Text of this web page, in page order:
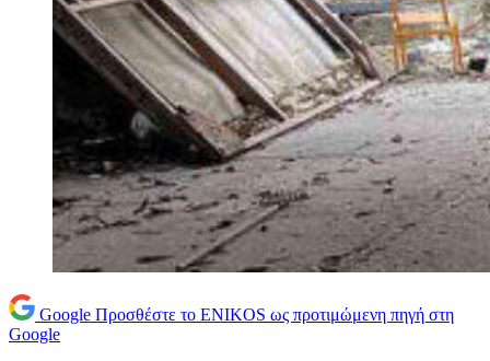
Google Προσθέστε το ENIKOS ως προτιμώμενη πηγή στη
Google